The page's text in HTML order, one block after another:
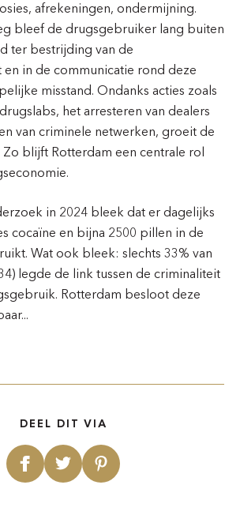
afrekeningen, ondermijning.
bleef de drugsgebruiker lang buiten
ter bestrijding van de
in de communicatie rond deze
misstand. Ondanks acties zoals
het arresteren van dealers
van criminele netwerken, groeit de
Zo blijft Rotterdam een centrale rol
in 2024 bleek dat er dagelijks
cocaïne en bijna 2500 pillen in de
Wat ook bleek: slechts 33% van
legde de link tussen de criminaliteit
Rotterdam besloot deze
DEEL DIT VIA